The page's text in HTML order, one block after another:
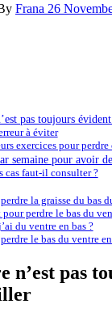
Frana 26
pas toujours
à éviter
exercices pour perdre
semaine pour avoir
cas faut-il consulter ?
la graisse du bas
perdre le bas du
du ventre en bas ?
le bas du ventre
n’est pas